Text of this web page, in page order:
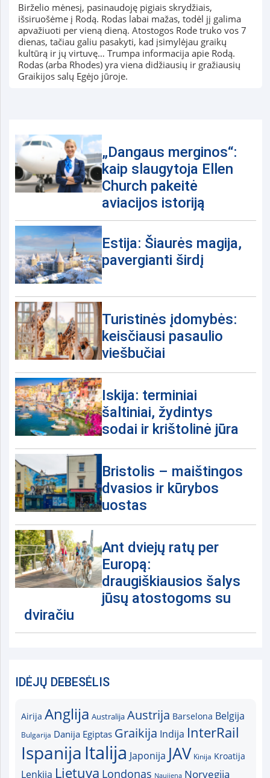
Birželio mėnesį, pasinaudoję pigiais skrydžiais,
išsiruošėme į Rodą. Rodas labai mažas, todėl jį galima
apvažiuoti per vieną dieną. Atostogos Rode truko vos 7
dienas, tačiau galiu pasakyti, kad įsimylėjau graikų
kultūrą ir jų virtuvę… Trumpa informacija apie Rodą.
Rodas (arba Rhodes) yra viena didžiausių ir gražiausių
Graikijos salų Egėjo jūroje.
„Dangaus merginos“:
kaip slaugytoja Ellen
Church pakeitė
aviacijos istoriją
Estija: Šiaurės magija,
pavergianti širdį
Turistinės įdomybės:
keisčiausi pasaulio
viešbučiai
Iskija: terminiai
šaltiniai, žydintys
sodai ir krištolinė jūra
Bristolis – maištingos
dvasios ir kūrybos
uostas
Ant dviejų ratų per
Europą:
draugiškiausios šalys
jūsų atostogoms su
dviračiu
IDĖJŲ DEBESĖLIS
Airija Anglija Australija Austrija Barselona Belgija
Bulgarija Danija Egiptas Graikija Indija InterRail
Ispanija Italija Japonija JAV Kinija Kroatija
Lenkija Lietuva Londonas Naujiena Norvegija